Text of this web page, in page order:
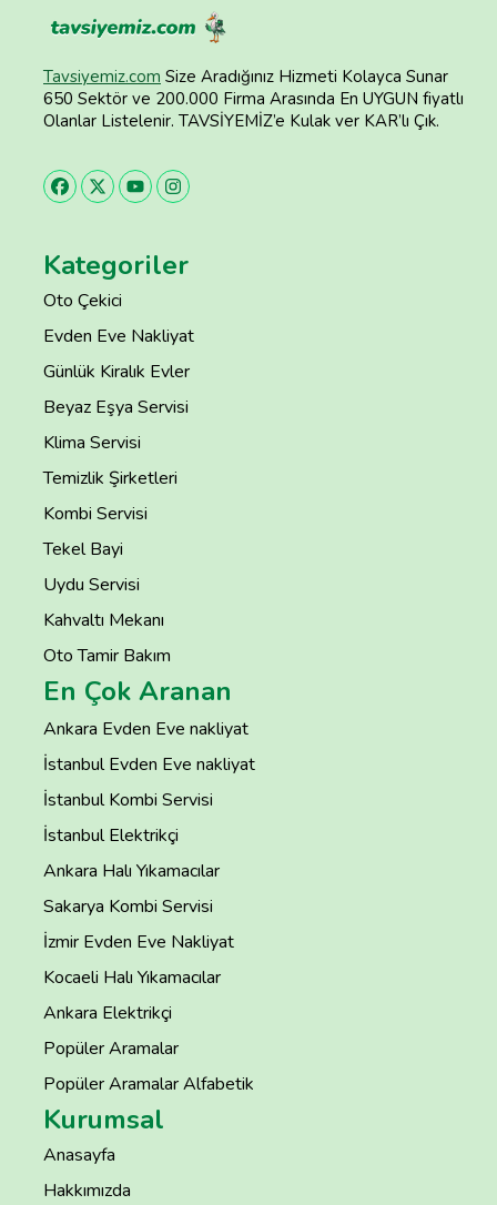
Tavsiyemiz.com Size Aradığınız Hizmeti Kolayca Sunar
650 Sektör ve 200.000 Firma Arasında En UYGUN fiyatlı
Olanlar Listelenir. TAVSİYEMİZ’e Kulak ver KAR’lı Çık.
Kategoriler
Oto Çekici
Evden Eve Nakliyat
Günlük Kiralık Evler
Beyaz Eşya Servisi
Klima Servisi
Temizlik Şirketleri
Kombi Servisi
Tekel Bayi
Uydu Servisi
Kahvaltı Mekanı
Oto Tamir Bakım
En Çok Aranan
Ankara Evden Eve nakliyat
İstanbul Evden Eve nakliyat
İstanbul Kombi Servisi
İstanbul Elektrikçi
Ankara Halı Yıkamacılar
Sakarya Kombi Servisi
İzmir Evden Eve Nakliyat
Kocaeli Halı Yıkamacılar
Ankara Elektrikçi
Popüler Aramalar
Popüler Aramalar Alfabetik
Kurumsal
Anasayfa
Hakkımızda